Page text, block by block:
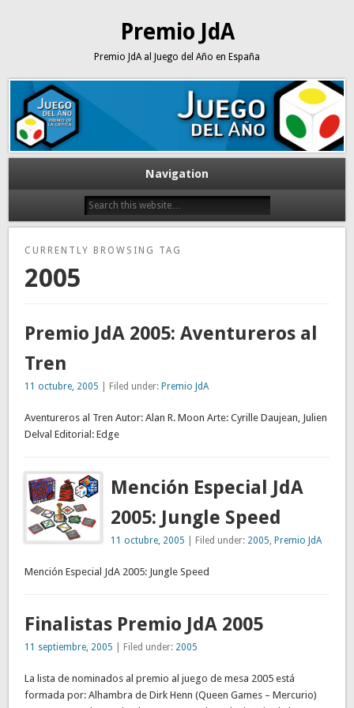
Premio JdA
Premio JdA al Juego del Año en España
Navigation
CURRENTLY BROWSING TAG
2005
Premio JdA 2005: Aventureros al
Tren
11 octubre, 2005 | Filed under: Premio JdA
Aventureros al Tren Autor: Alan R. Moon Arte: Cyrille Daujean, Julien
Delval Editorial: Edge
Mención Especial JdA
2005: Jungle Speed
11 octubre, 2005 | Filed under: 2005 Premio JdA
Mención Especial JdA 2005: Jungle Speed
Finalistas Premio JdA 2005
11 septiembre, 2005 | Filed under: 2005
La lista de nominados al premio al juego de mesa 2005 está
formada por: Alhambra de Dirk Henn (Queen Games – Mercurio)